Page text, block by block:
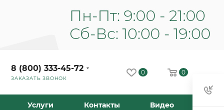
8 (800) 333-45-72
ЗАКАЗАТЬ ЗВОНОК
0 0
Услуги Контакты Видео